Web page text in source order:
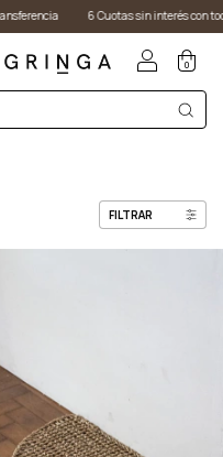
6 Cuotas sin interés con todos los
0
FILTRAR